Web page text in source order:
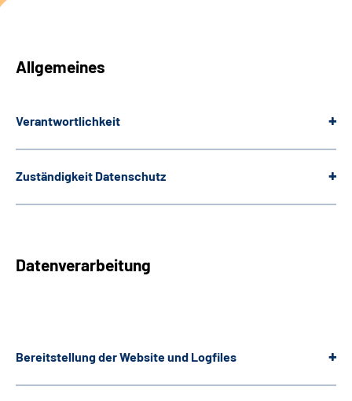
Gebärdensprache
Allgemeines
Verantwortlichkeit
Zuständigkeit Datenschutz
Datenverarbeitung
Bereitstellung derWebsiteund Logfiles